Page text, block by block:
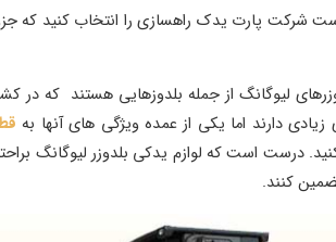
شرکت پارت یدک راهسازی را انتخاب کنید که
لیوگانگ از جمله بلدوزهایی هستند که در
دارند اما یکی از عمده ویژگی های آنها به
درست است که لوازم یدکی بلدوزر لیوگانگ
کنند.